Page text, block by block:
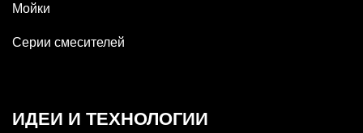
Мойки
Серии смесителей
ИДЕИ И ТЕХНОЛОГИИ